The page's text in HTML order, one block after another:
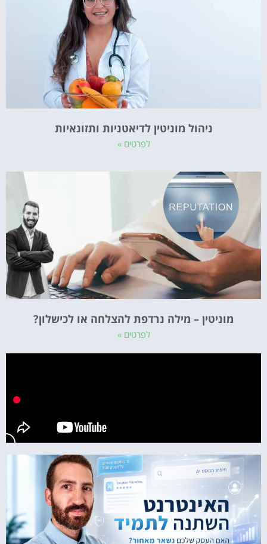
ניהול מוניטין לדיאטניות ותזונאיות
לפרטים »
מוניטין – מילה נרדפת להצלחה או לכישלון?
לפרטים »